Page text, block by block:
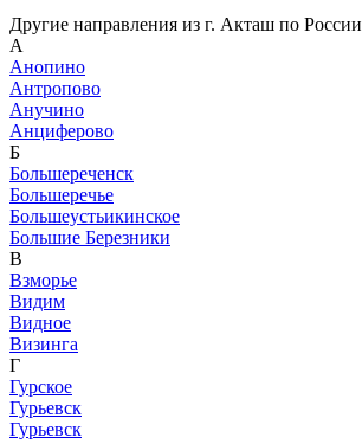
Другие направления из г. Акташ по России
А
Анопино
Антропово
Анучино
Анциферово
Б
Большереченск
Большеречье
Большеустьикинское
Большие Березники
В
Взморье
Видим
Видное
Визинга
Г
Гурское
Гурьевск
Гурьевск